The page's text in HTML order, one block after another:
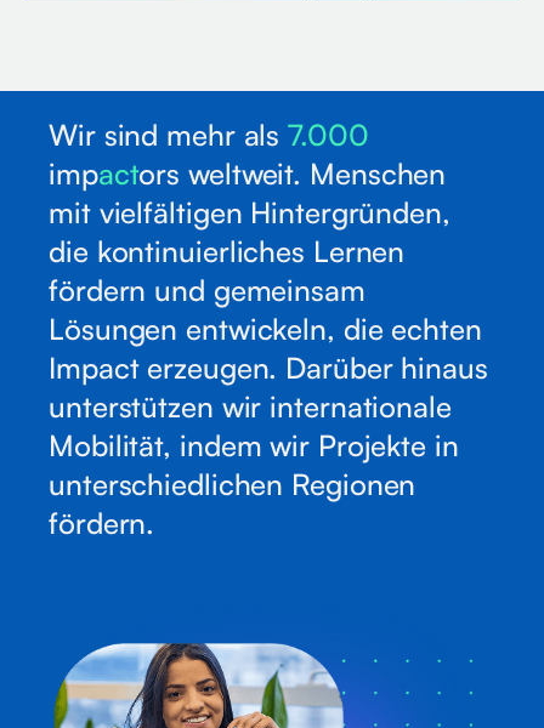
Wir sind mehr als7.000
impactors weltweit. Menschen
mit vielfältigen Hintergründen,
die kontinuierliches Lernen
fördern und gemeinsam
Lösungen entwickeln, die echten
Impact erzeugen. Darüber hinaus
unterstützen wir internationale
Mobilität, indem wir Projekte in
unterschiedlichen Regionen
fördern.